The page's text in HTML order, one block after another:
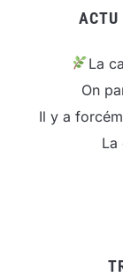
ACTU
La
On
Il y a
La